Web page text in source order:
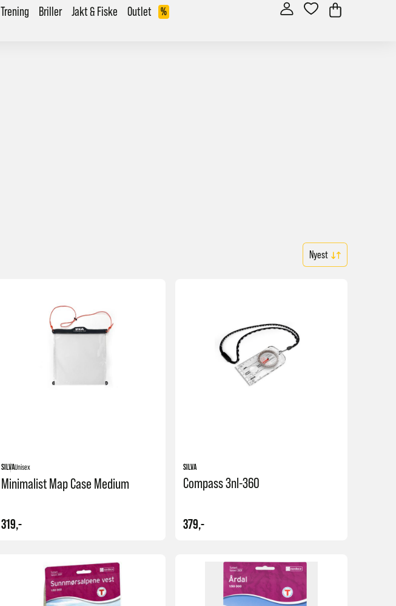
Trening Briller Jakt & Fiske Outlet %
SILVAUnisex
Minimalist Map Case Medium
319,-
SILVA
Compass 3nl-360
379,-
Kjøp